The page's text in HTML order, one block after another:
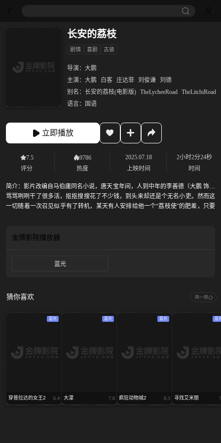
长安的荔枝
剧情 喜剧 古装
导演： 大鹏
主演： 大鹏 白客 庄达菲 刘俊谦 刘德
别名： 长安的荔枝(电影版) TheLycheeRoad TheLitchiRoad
语言：
国语
立即播放
7.5
评分
9786
热度
2025.07.18
上映时间
2小时2分24秒
时间
简介：影片改编自马伯庸同名小说，唐天宝年间，人到中年的李善德（大鹏 饰）
骂骂咧咧干了很多活，抠抠搜搜花了不少钱，到头来却还是个无名小吏。然而这
一切随着一次召见似乎有了转机，某天有人安排给他一个“荔枝使”的肥差，只要
金牌影院播放器
蓝光
猜你喜欢 换一换
蓝光
穿普拉达的女王2 6.4
蓝光
大濛 7.8
蓝光
疯狂动物城2 8.3
蓝
寻找艾米丽